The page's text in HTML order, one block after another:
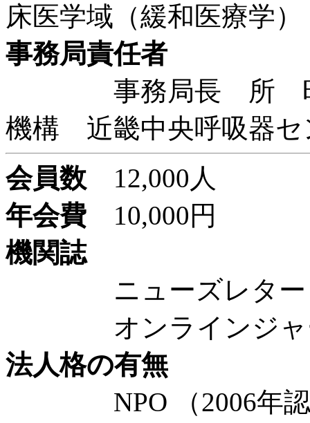
床医学域（緩和医療学
事務局責任者
事務局長 所 昭宏
機構 近畿中央呼吸器
会員数 12,000人
年会費 10,000円
機関誌
ニューズレター（
オンラインジャ
法人格の有無
NPO （2006年認